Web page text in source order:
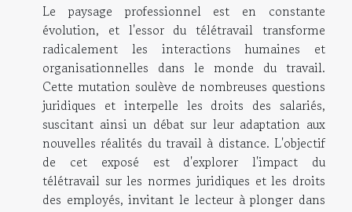
Le paysage professionnel est en constante
évolution, et l'essor du télétravail transforme
radicalement les interactions humaines et
organisationnelles dans le monde du travail.
Cette mutation soulève de nombreuses questions
juridiques et interpelle les droits des salariés,
suscitant ainsi un débat sur leur adaptation aux
nouvelles réalités du travail à distance. L'objectif
de cet exposé est d'explorer l'impact du
télétravail sur les normes juridiques et les droits
des employés, invitant le lecteur à plonger dans